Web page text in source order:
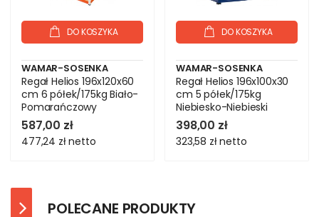
DO KOSZYKA
WAMAR-SOSENKA
Regał Helios 196x120x60
cm 6 półek/175kg Biało-
Pomarańczowy
587,00 zł
477,24 złnetto
DO KOSZYKA
WAMAR-SOSENKA
Regał Helios 196x100x30
cm 5 półek/175kg
Niebiesko-Niebieski
398,00 zł
323,58 złnetto
POLECANE PRODUKTY